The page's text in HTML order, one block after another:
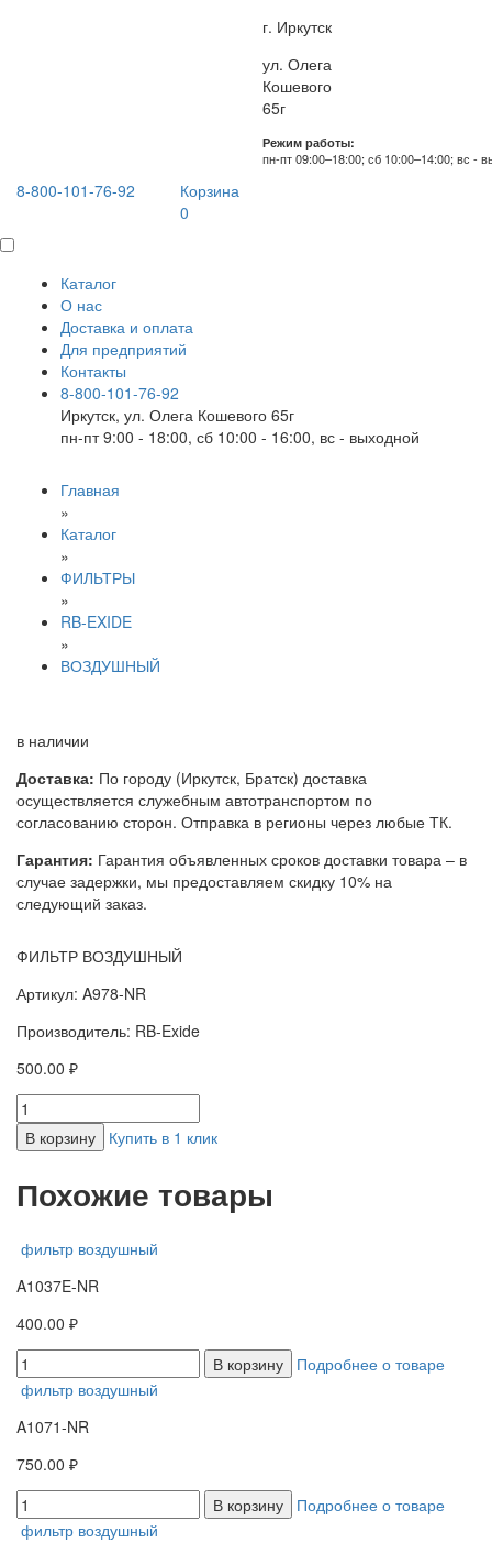
г. Иркутск
ул. Олега
Кошевого
65г
Режим работы:
пн-пт 09:00–18:00; сб 10:00–14:00; вс -
8-800-101-76-92
Корзина
0
Каталог
О нас
Доставка и оплата
Для предприятий
Контакты
8-800-101-76-92
Иркутск, ул. Олега Кошевого 65г
пн-пт 9:00 - 18:00, сб 10:00 - 16:00, вс - выходной
Главная
»
Каталог
»
ФИЛЬТРЫ
»
RB-EXIDE
»
ВОЗДУШНЫЙ
в наличии
Доставка: По городу (Иркутск, Братск) доставка
осуществляется служебным автотранспортом по
согласованию сторон. Отправка в регионы через любые ТК.
Гарантия: Гарантия объявленных сроков доставки товара – в
случае задержки, мы предоставляем скидку 10% на
следующий заказ.
ФИЛЬТР ВОЗДУШНЫЙ
Артикул: A978-NR
Производитель: RB-Exide
500.00 ₽
В корзину Купить в 1 клик
Похожие товары
фильтр воздушный
A1037E-NR
400.00 ₽
В корзину
Подробнее о товаре
фильтр воздушный
A1071-NR
750.00 ₽
В корзину
Подробнее о товаре
фильтр воздушный